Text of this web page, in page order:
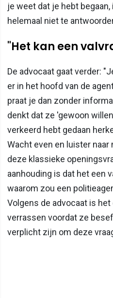
je weet dat je hebt
helemaal niet te
"Het kan een
De advocaat gaat verder:
er in het hoofd van de
praat je dan zonder
denkt dat ze 'gewoon
verkeerd hebt gedaan
Wacht even en luister
deze klassieke
aanhouding is dat het een
waarom zou een
Volgens de advocaat is
verrassen voordat ze
verplicht zijn om deze